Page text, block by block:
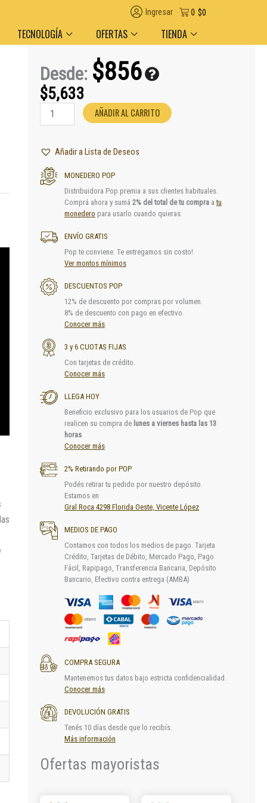
Descuento por volumen y medio de pago
$0
0
Ingresar
TECNOLOGÍA OFERTAS TIENDA
Desde: $856
$5,633
Pilas
Maxell
cantidad
AÑADIR AL CARRITO
Añadir a Lista de Deseos
MONEDERO POP
Distribuidora Pop premia a sus clientes habituales.
Comprá ahora y sumá 2% del total de tu compraatu
monedero para usarlo cuando quieras.
ENVÍO GRATIS
Pop te conviene. Te entregamos sin costo!
Ver montos mínimos
DESCUENTOS POP
12% de descuento por compras por volumen.
8% de descuento con pago en efectivo.
Conocer más
3 y 6 CUOTAS FIJAS
Con tarjetas de crédito.
Conocer más
LLEGA HOY
Beneficio exclusivo para los usuarios de Pop que
realicen su compra de lunes a viernes hasta las 13
horas.
Conocer más
2% Retirando por POP
Podés retirar tu pedido por nuestro depósito.
Estamos en
Gral Roca 4298 Florida Oeste, Vicente López
MEDIOS DE PAGO
Contamos con todos los medios de pago. Tarjeta
Crédito, Tarjetas de Débito, Mercado Pago, Pago
Fácil, Rapipago, Transferencia Bancaria, Depósito
Bancario, Efectivo contra entrega (AMBA)
COMPRA SEGURA
Mantenemos tus datos bajo estricta confidencialidad.
Conocer más
DEVOLUCIÓN GRATIS
Tenés 10 días desde que lo recibís.
Más información
Ofertas mayoristas